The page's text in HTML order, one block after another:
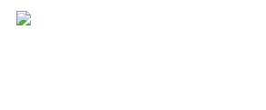
Skip